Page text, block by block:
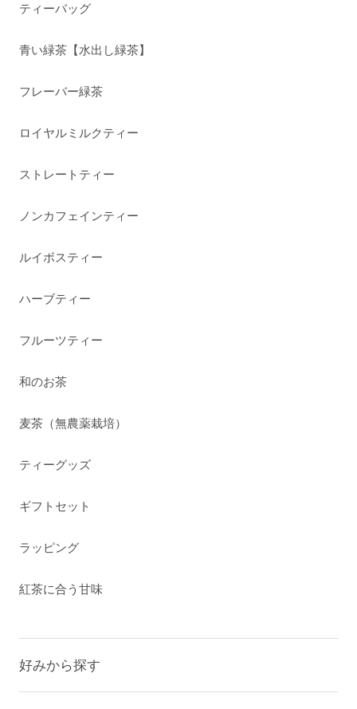
ティーバッグ
青い緑茶【水出し緑茶】
フレーバー緑茶
ロイヤルミルクティー
ストレートティー
ノンカフェインティー
ルイボスティー
ハーブティー
フルーツティー
和のお茶
麦茶（無農薬栽培）
ティーグッズ
ギフトセット
ラッピング
紅茶に合う甘味
好みから探す